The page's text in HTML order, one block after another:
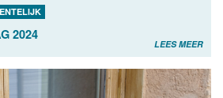
2024
LEES MEER